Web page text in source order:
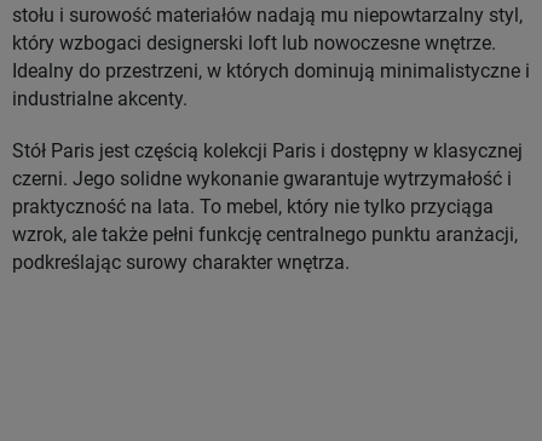
stołu i surowość materiałów nadają mu niepowtarzalny styl,
który wzbogaci designerski loft lub nowoczesne wnętrze.
Idealny do przestrzeni, w których dominują minimalistyczne i
industrialne akcenty.
Stół Paris jest częścią kolekcji Paris i dostępny w klasycznej
czerni. Jego solidne wykonanie gwarantuje wytrzymałość i
praktyczność na lata. To mebel, który nie tylko przyciąga
wzrok, ale także pełni funkcję centralnego punktu aranżacji,
podkreślając surowy charakter wnętrza.